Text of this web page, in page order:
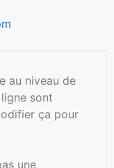
au niveau de
sont
ça pour
une